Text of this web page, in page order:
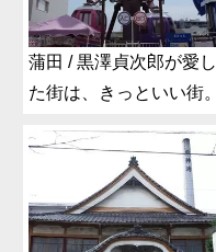
蒲田 / 黒澤貞次郎が愛し
た街は、きっといい街。